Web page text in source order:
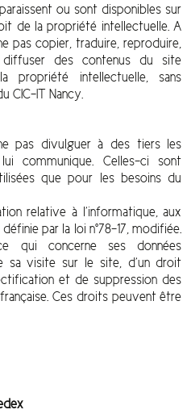
ou sont disponibles sur
de la propriété intellectuelle. A
pas copier, traduire, reproduire,
des contenus du site
intellectuelle, sans
CIC-IT Nancy.
pas divulguer à des tiers les
communique. Celles-ci sont
que pour les besoins du
relative à l’informatique, aux
par la loi n°78-17, modifiée.
qui concerne ses données
sa visite sur le site, d’un droit
et de suppression des
Ces droits peuvent être